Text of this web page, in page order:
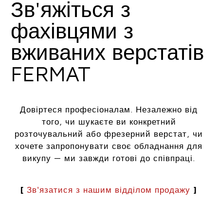
Зв'яжіться з
фахівцями з
вживаних верстатів
FERMAT
Довіртеся професіоналам. Незалежно від
того, чи шукаєте ви конкретний
розточувальний або фрезерний верстат, чи
хочете запропонувати своє обладнання для
викупу — ми завжди готові до співпраці.
[Зв'язатися з нашим відділом продажу ]